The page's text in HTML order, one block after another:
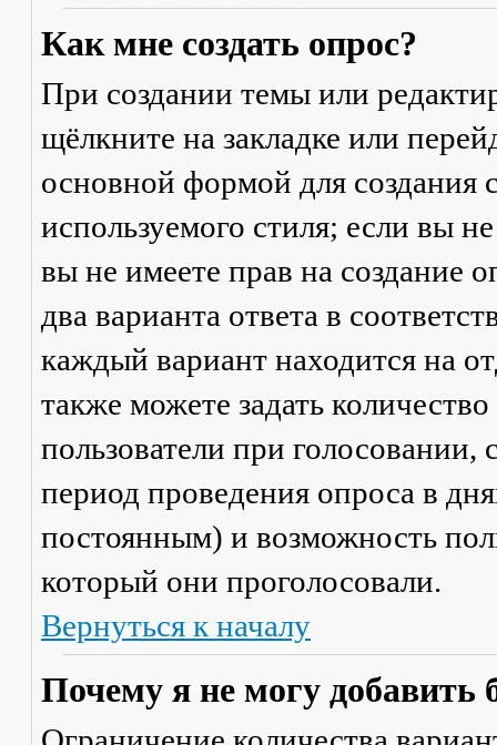
Как мне создать опрос?
При создании темы или
щёлкните на закладке или
основной формой для создания
используемого стиля; если вы
вы не имеете прав на создание
два варианта ответа в
каждый вариант находится на
также можете задать
пользователи при
период проведения опроса в
постоянным) и возможность
который они проголосовали.
Вернуться к началу
Почему я не могу добавить